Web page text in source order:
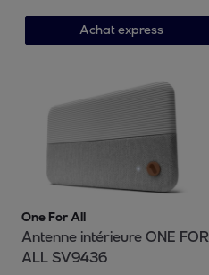
Achat express
One For All
Antenne intérieure ONE FOR
ALL SV9436